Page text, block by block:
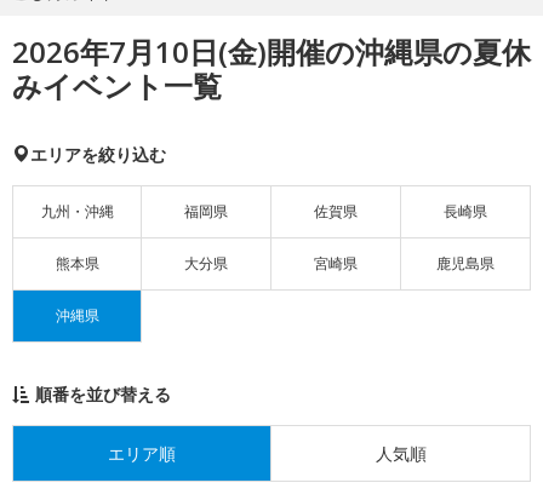
2026年7月10日(金)開催の沖縄県の夏休
みイベント一覧
エリアを絞り込む
九州・沖縄 福岡県 佐賀県 長崎県
熊本県 大分県 宮崎県 鹿児島県
沖縄県
順番を並び替える
エリア順 人気順